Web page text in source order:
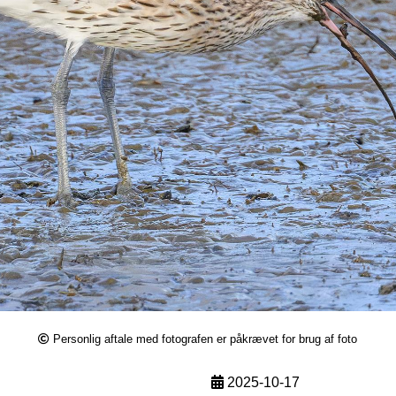
Personlig aftale med fotografen er påkrævet for brug af foto
2025-10-17